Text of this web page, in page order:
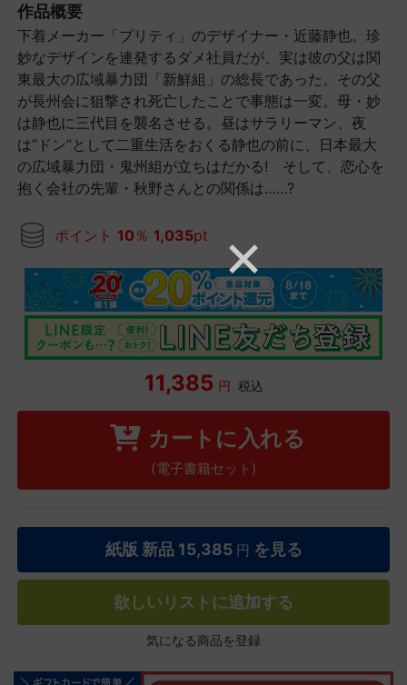
作品概要
下着メーカー「プリティ」のデザイナー・近藤静也。珍
妙なデザインを連発するダメ社員だが、実は彼の父は関
東最大の広域暴力団「新鮮組」の総長であった。その父
が長州会に狙撃され死亡したことで事態は一変。母・妙
は静也に三代目を襲名させる。昼はサラリーマン、夜
は“ドン”として二重生活をおくる静也の前に、日本最大
の広域暴力団・鬼州組が立ちはだかる! そして、恋心を
抱く会社の先輩・秋野さんとの関係は……?
ポイント 10 ％ 1,035pt
11,385 円 税込
カートに入れる
(電子書籍セット)
紙版 新品 15,385 円 を見る
欲しいリストに追加する
気になる商品を登録